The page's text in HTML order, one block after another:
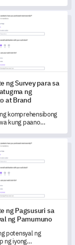
daan sa iyo upang
ang mga
at pag-uugali ng
kalahok, na nag-
para sa mas angkop
engganyong
ng Survey para sa
ng Survey para sa
ng
at Brand
komprehensibong
kung paano
ang pagkakatugma
ng iyong brand at
gamit ang
na ito.
Ina at Sanggol
ng Pagsusuri sa
ng Pagsusuri sa
ng Pamumuno
potensyal ng
ng iyong